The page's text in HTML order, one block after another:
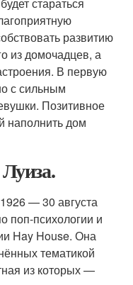
развитию
из домочадцев, а
В первую
с сильным
Позитивное
наполнить дом
— 30 августа
поп-психологии и
Hay House. Она
тематикой
из которых —